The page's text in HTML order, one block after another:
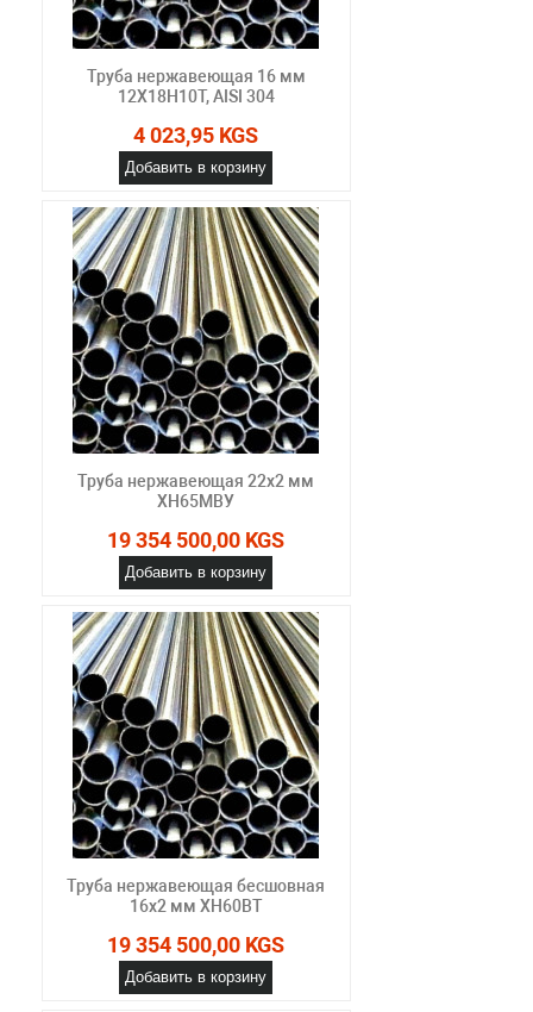
Труба нержавеющая 16 мм
12Х18Н10Т, AISI 304
4 023,95 KGS
Добавить в корзину
Труба нержавеющая 22х2 мм
ХН65МВУ
19 354 500,00 KGS
Добавить в корзину
Труба нержавеющая бесшовная
16х2 мм ХН60ВТ
19 354 500,00 KGS
Добавить в корзину